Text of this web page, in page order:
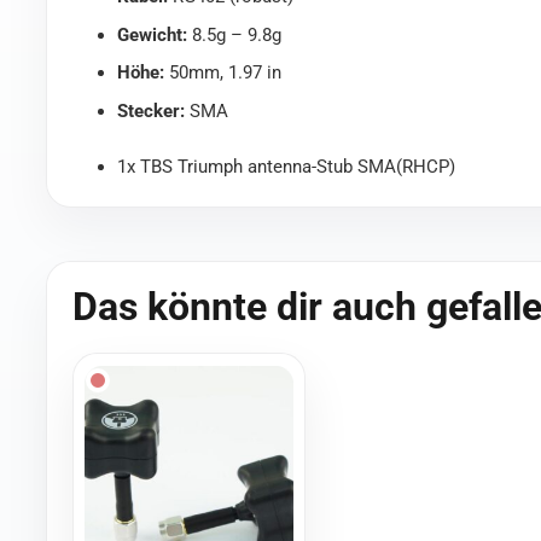
Gewicht: 8.5g – 9.8g
Höhe: 50mm, 1.97 in
Stecker: SMA
1x TBS Triumph antenna-Stub SMA(RHCP)
Das könnte dir auch